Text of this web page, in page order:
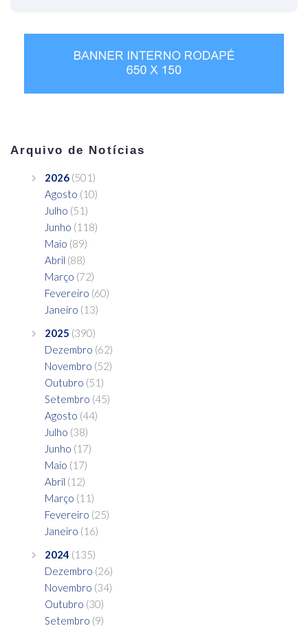
Arquivo de Notícias
2026 (501)
Agosto (10)
Julho (51)
Junho (118)
Maio (89)
Abril (88)
Março (72)
Fevereiro (60)
Janeiro (13)
2025 (390)
Dezembro (62)
Novembro (52)
Outubro (51)
Setembro (45)
Agosto (44)
Julho (38)
Junho (17)
Maio (17)
Abril (12)
Março (11)
Fevereiro (25)
Janeiro (16)
2024 (135)
Dezembro (26)
Novembro (34)
Outubro (30)
Setembro (9)